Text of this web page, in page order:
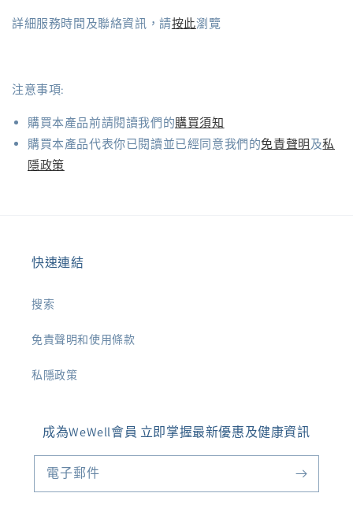
詳細服務時間及聯絡資訊，請按此瀏覽
注意事項:
購買本產品前請閱讀我們的購買須知
購買本產品代表你已閱讀並已經同意我們的免責聲明及私
隱政策
快速連結
搜索
免責聲明和使用條款
私隱政策
成為WeWell會員 立即掌握最新優惠及健康資訊
電子郵件